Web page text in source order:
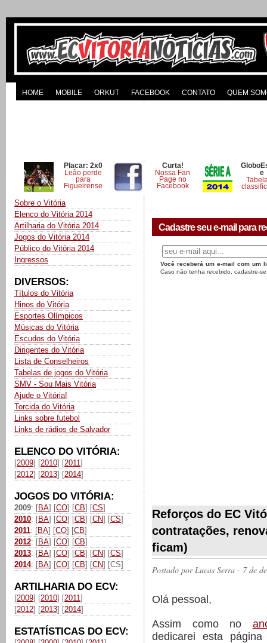
HOME MOBILE ORKUT FACEBOOK CONTATO QUEM
Placar: 2x0
Leão perde
para
Figueirense
Curta!
Nossa Fan
Page no
Facebook
e
Sobre o Vitória
Elenco do Vitória 2014
Artilharia do Vitória 2014
Jogos do Vitória 2014
Público do Vitória 2014
Ingressos
DIVERSOS:
Títulos do Vitória
Hinos do Vitória
Esportes Olímpicos
Músicas do Vitória
Escudos do Vitória
Dirigentes do Vitória
Lista de Conselheiros
Tabelas de jogos do Vitória
SMV - Sou Mais Vitória
Ajude o Vitória!
Torcida do Vitória
Links sobre futebol
Links de rádios de Salvador
ELENCO DO VITÓRIA:
[2009] [2010] [2011]
[2012] [2013] [2014]
JOGOS DO VITÓRIA:
2009: [BA] [CO] [CB] [CS]
2010: [BA] [CO] [CB] [CN] [CS]
2011: [BA] [CO] [CB]
2012: [BA] [CO] [CB]
2013: [BA] [CO] [CB] [CN] [CS]
2014: [BA] [CO] [CB] [CN] [CS]
ARTILHARIA DO ECV:
[2009] [2010] [2011]
[2012] [2013] [2014]
ESTATÍSTICAS DO ECV:
Cadastre seu e-mail para
Você receberá um e-mail com um
Caso não tenha recebido, cadastre-
Reforços do EC
contratações,
ficam)
Postado porLucas Serra - 7 de
Olá pessoal,
Assim como no
dedicarei esta